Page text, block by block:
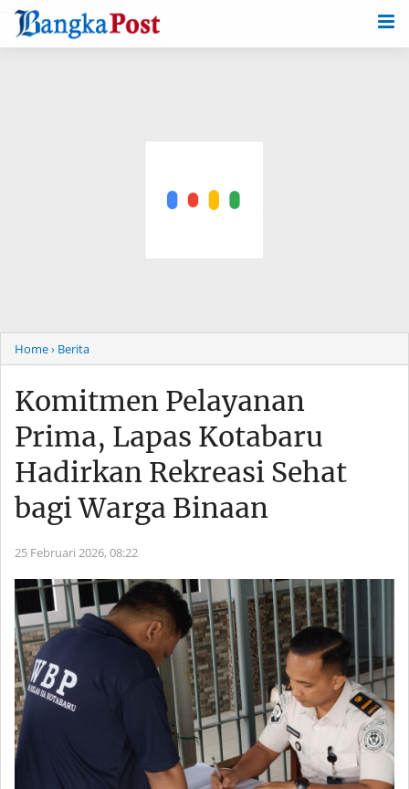
-->
Home› Berita
Komitmen Pelayanan
Prima, Lapas Kotabaru
Hadirkan Rekreasi Sehat
bagi Warga Binaan
25 Februari 2026, 08:22